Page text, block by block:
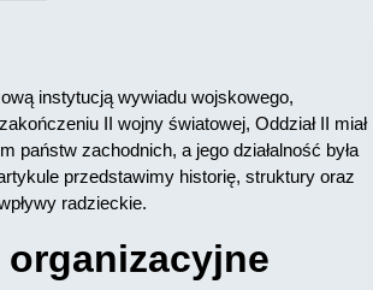
instytucją wywiadu wojskowego,
II wojny światowej, Oddział II miał
państw zachodnich, a jego działalność była
przedstawimy historię, struktury oraz
radzieckie.
organizacyjne